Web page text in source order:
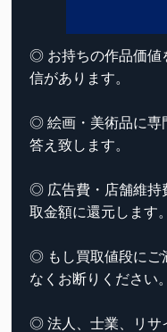
◎ お持ちの作品価値
信があります。
◎ 絵画・美術品に専
答え致します。
◎ 広告費・店舗維持
取金額に還元します。
◎ もし買取値段にご
なくお断りください。
◎ 法人、士業、リサ